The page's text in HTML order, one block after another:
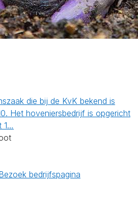
die bij de KvK bekend is
Het hoveniersbedrijf is opgericht
1…
bedrijfspagina